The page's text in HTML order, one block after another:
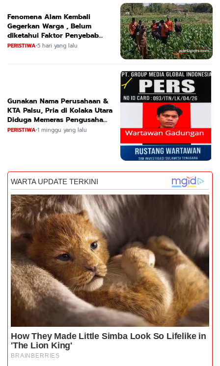
Fenomena Alam Kembali
Gegerkan Warga , Belum
diketahui Faktor Penyebab
Suara
PERISTIWA•5 hari yang lalu
Gunakan Nama Perusahaan &
KTA Palsu, Pria di Kolaka Utara
Diduga Memeras Pengusaha
Tambang dan Minyak
PERISTIWA•1 minggu yang lalu